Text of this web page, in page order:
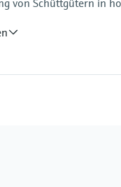
von Schüttgütern in